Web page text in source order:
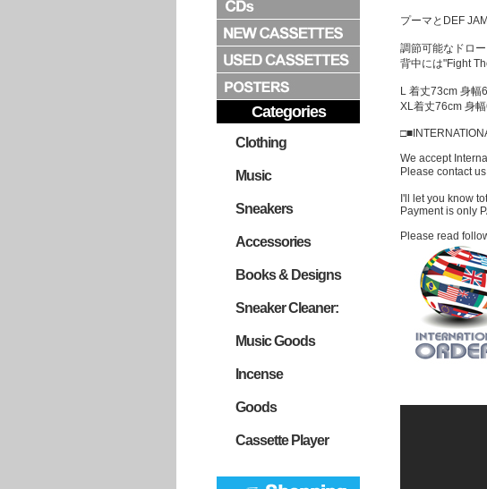
Categories
Clothing
Music
Sneakers
Accessories
Books & Designs
Sneaker Cleaner:
Music Goods
Incense
Goods
Cassette Player
プーマとDEF
調節可能なドロ
背中には"Fight
L 着丈73cm 身幅
XL着丈76cm 身
We accept
Please contact
I'll let you know
Payment is only
Please read